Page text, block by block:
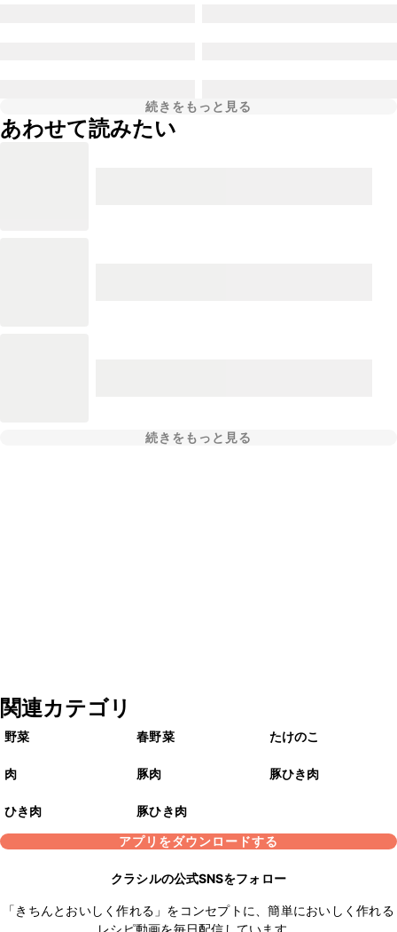
続きをもっと見る
あわせて読みたい
続きをもっと見る
関連カテゴリ
野菜 春野菜 たけのこ
肉 豚肉 豚ひき肉
ひき肉
豚ひき肉
アプリをダウンロードする
クラシルの公式SNSをフォロー
「きちんとおいしく作れる」をコンセプトに、簡単においしく作れる